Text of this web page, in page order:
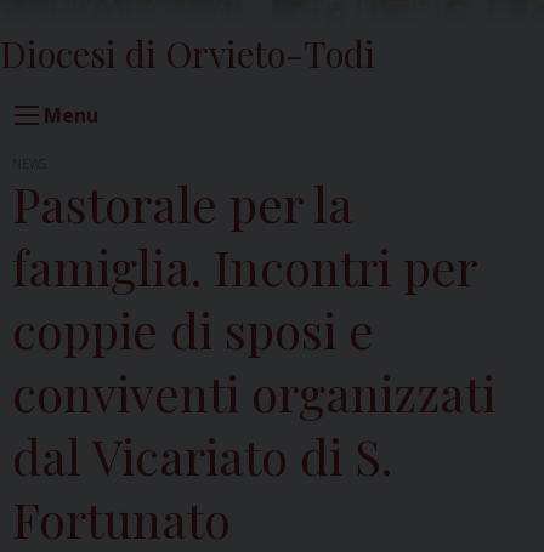
Diocesi di Orvieto-Todi
Menu
NEWS
Pastorale per la
famiglia. Incontri per
coppie di sposi e
conviventi organizzati
dal Vicariato di S.
Fortunato